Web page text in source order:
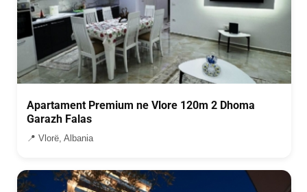
Apartament Premium ne Vlore 120m 2 Dhoma
Garazh Falas
📍 Vlorë, Albania